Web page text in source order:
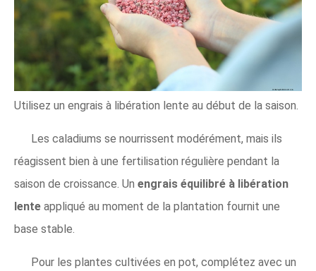
Utilisez un engrais à libération lente au début de la saison.
Les caladiums se nourrissent modérément, mais ils
réagissent bien à une fertilisation régulière pendant la
saison de croissance. Un engrais équilibré à libération
lente appliqué au moment de la plantation fournit une
base stable.
Pour les plantes cultivées en pot, complétez avec un